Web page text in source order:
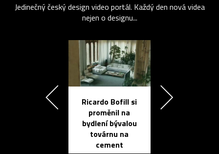
Jedinečný český design video portál. Každý den nová videa
nejen o designu...
Ricardo Bofill si
proměnil na
bydlení bývalou
továrnu na
cement